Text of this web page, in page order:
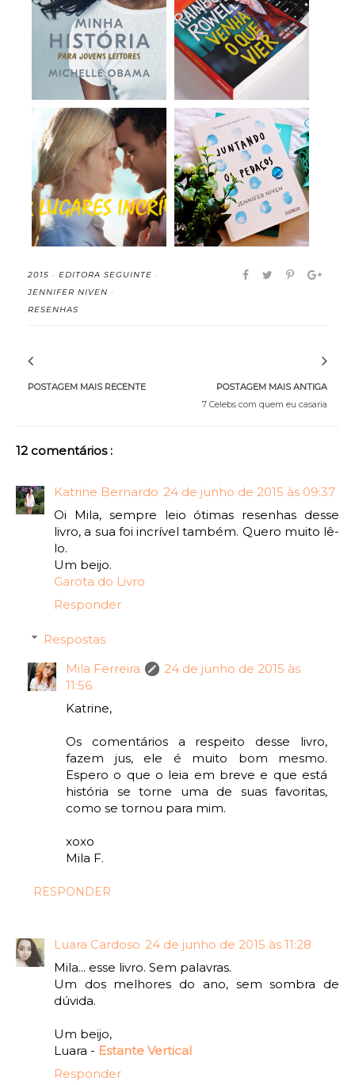
Minha História para
jovens leitores...
Venha o que Vier
(Trilogia Simon Sn...
Por Lugares Incríveis
(2020) (Filme...
Juntando os Pedaços
- Jennifer Nive...
2015 · EDITORA SEGUINTE ·
JENNIFER NIVEN ·
RESENHAS
POSTAGEM MAIS RECENTE
POSTAGEM MAIS ANTIGA
7 Celebs com quem eu casaria
12 comentários :
Katrine Bernardo 24 de junho de 2015 às 09:37
Oi Mila, sempre leio ótimas resenhas desse
livro, a sua foi incrível também. Quero muito lê-
lo.
Um beijo.
Garota do Livro
Responder
Respostas
Mila Ferreira
24 de junho de 2015 às
11:56
Katrine,
Os comentários a respeito desse livro,
fazem jus, ele é muito bom mesmo.
Espero o que o leia em breve e que está
história se torne uma de suas favoritas,
como se tornou para mim.
xoxo
Mila F.
RESPONDER
Luara Cardoso 24 de junho de 2015 às 11:28
Mila... esse livro. Sem palavras.
Um dos melhores do ano, sem sombra de
dúvida.
Um beijo,
Luara - Estante Vertical
Responder